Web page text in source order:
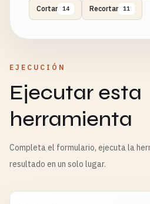
Cortar 14 Recortar 11
EJECUCIÓN
Ejecutar esta
herramienta
Completa el formulario, ejecuta la
resultado en un solo lugar.